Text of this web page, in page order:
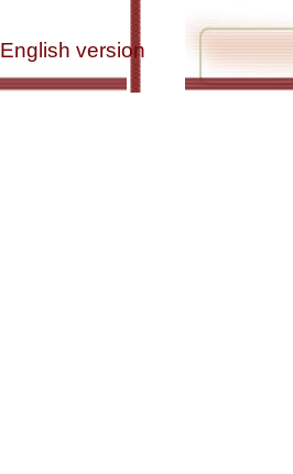
English version